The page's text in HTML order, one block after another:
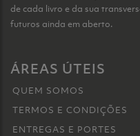
de cada livro e da sua
futuros ainda em aberto.
ÁREAS ÚTEIS
QUEM SOMOS
TERMOS E CONDIÇÕES
ENTREGAS E PORTES